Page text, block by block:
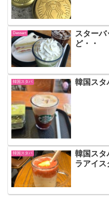
Dessert
スター
ど・・
韓国スタバ 韓国スタ
韓国スタバ
韓国スタ
ラアイス